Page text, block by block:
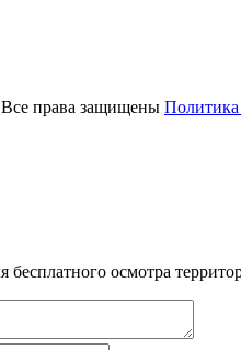
права защищены Политика
бесплатного осмотра